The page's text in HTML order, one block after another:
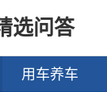
选问答
用车养车